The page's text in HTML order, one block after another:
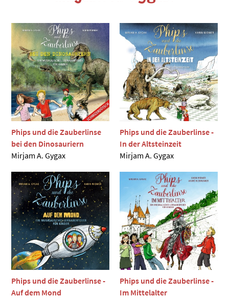
Phips und die Zauberlinse
bei den Dinosauriern
Mirjam A. Gygax
Phips und die Zauberlinse -
In der Altsteinzeit
Mirjam A. Gygax
Phips und die Zauberlinse -
Auf dem Mond
Phips und die Zauberlinse -
Im Mittelalter